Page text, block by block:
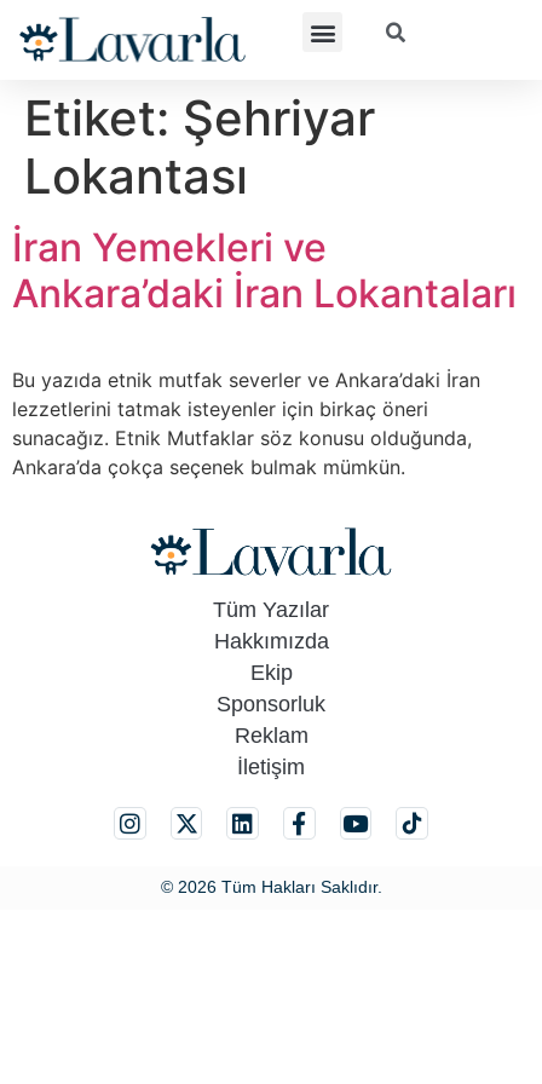
Etiket: Şehriyar
Lokantası
İran Yemekleri ve
Ankara’daki İran Lokantaları
Bu yazıda etnik mutfak severler ve Ankara’daki İran
lezzetlerini tatmak isteyenler için birkaç öneri
sunacağız. Etnik Mutfaklar söz konusu olduğunda,
Ankara’da çokça seçenek bulmak mümkün.
Tüm Yazılar
Hakkımızda
Ekip
Sponsorluk
Reklam
İletişim
© 2026 Tüm Hakları Saklıdır.